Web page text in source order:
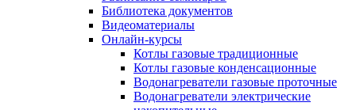
Библиотека документов
Видеоматериалы
Онлайн-курсы
Котлы газовые традиционные
Котлы газовые конденсационные
Водонагреватели газовые проточные
Водонагреватели электрические